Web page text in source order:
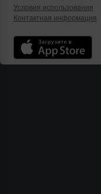
Условия использования
Контактная информация